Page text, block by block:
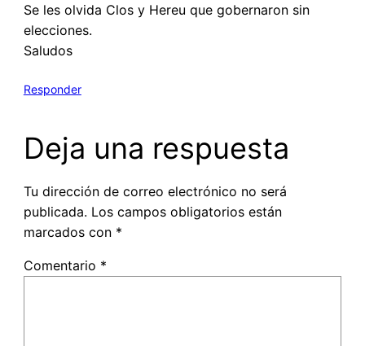
Se les olvida Clos y Hereu que gobernaron sin
elecciones.
Saludos
Responder
Deja una respuesta
Tu dirección de correo electrónico no será
publicada. Los campos obligatorios están
marcados con *
Comentario *